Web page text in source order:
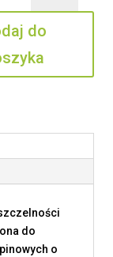
06
L225
do
do
o